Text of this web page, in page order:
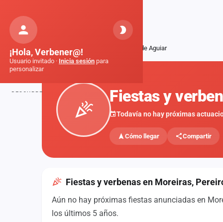
Inicio Fiestas Moreiras, Pereiro de Aguiar
Fiestas y
Todavía no hay próximas
Cómo llegar Compartir
Fiestas y verbenas en Moreiras,
Aún no hay próximas fiestas anunciadas en
los últimos 5 años.
¡Hola, Verbener@!
Usuario invitado · Inicia sesión para
personalizar
DESCUBRE
Formaciones
Componentes